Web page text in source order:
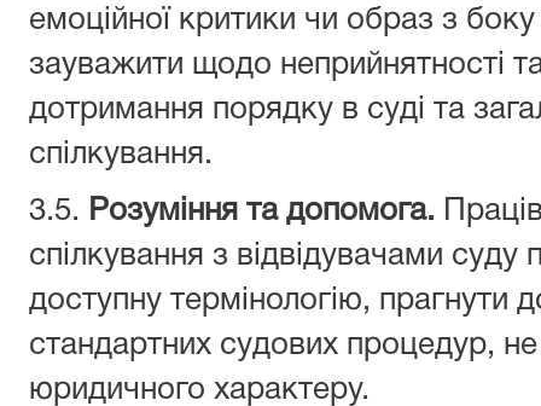
емоційної критики чи образ з боку
зауважити щодо неприйнятності
дотримання порядку в суді та
спілкування.
3.5. Розуміння та допомога.
спілкування з відвідувачами
доступну термінологію, прагнути
стандартних судових процедур,
юридичного характеру.